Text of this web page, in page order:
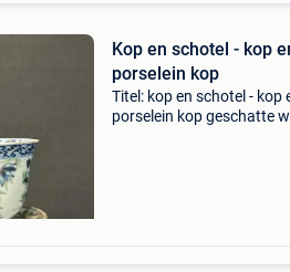
Kop en schotel - kop
porselein kop
Titel: kop en schotel - kop
porselein kop geschatte